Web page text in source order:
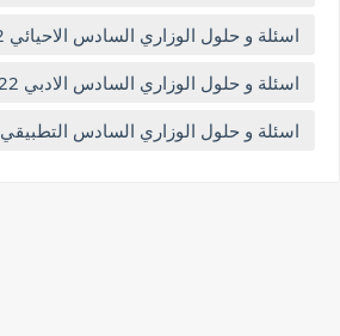
اسئلة و حلول الوزاري السادس الاحيائي 2022 الدور الاول
اسئلة و حلول الوزاري السادس الادبي 2022 الدور الاول
اسئلة و حلول الوزاري السادس التطبيقي 2022 الدور الاول